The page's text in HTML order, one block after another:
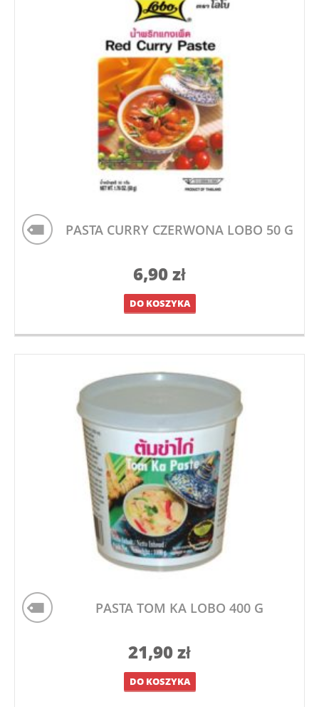
PASTA CURRY CZERWONA LOBO 50 G
6,90zł
DO KOSZYKA
PASTA TOM KA LOBO 400 G
21,90zł
DO KOSZYKA